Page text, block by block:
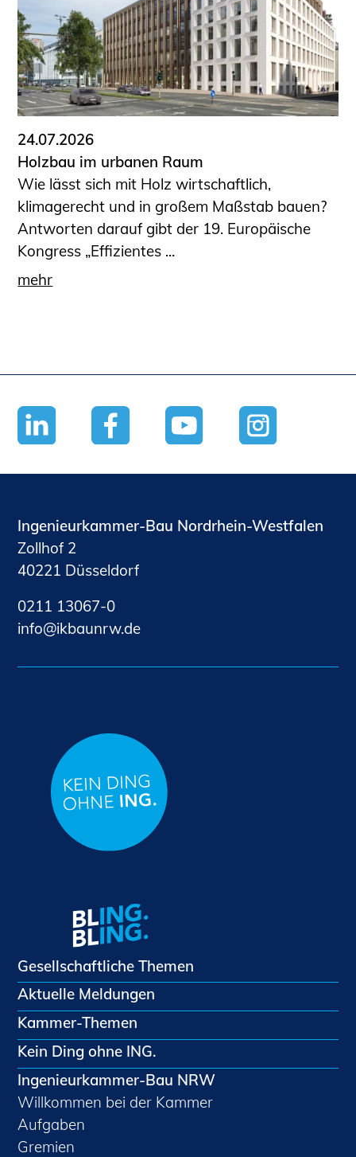
24.07.2026
Holzbau im urbanen Raum
Wie lässt sich mit Holz wirtschaftlich,
klimagerecht und in großem Maßstab bauen?
Antworten darauf gibt der 19. Europäische
Kongress „Effizientes ...
mehr
Ingenieurkammer-Bau Nordrhein-Westfalen
Zollhof 2
40221 Düsseldorf
0211 13067-0
nf
kb nrwd
Gesellschaftliche Themen
Aktuelle Meldungen
Kammer-Themen
Kein Ding ohne ING.
Ingenieurkammer-Bau NRW
Willkommen bei der Kammer
Aufgaben
Gremien